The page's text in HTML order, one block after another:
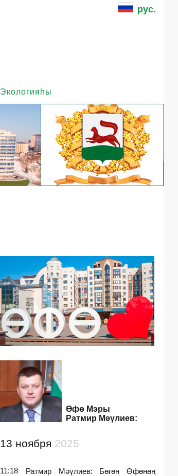
рус.
Экологияһы
Өфө Мэры
Ратмир Мәүлиев:
13 ноября 2025
11:18
Ратмир Мәүлиев: Бөгөн Өфөнөң